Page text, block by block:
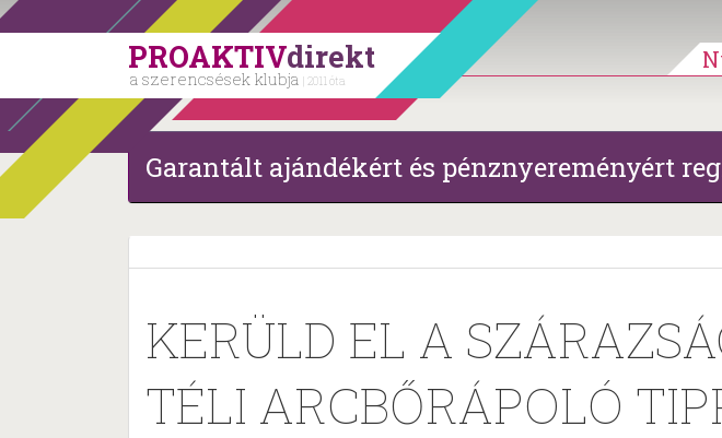
PROAKTIVdirekt
a szerencsések klubja | 2011 óta
Garantált ajándékért és pénznyereményért
KERÜLD EL A
TÉLI ARCBŐRÁPOLÓ